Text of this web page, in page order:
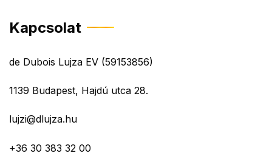
Kapcsolat
de Dubois Lujza EV (59153856)
1139 Budapest, Hajdú utca 28.
lujzi@dlujza.hu
+36 30 383 32 00